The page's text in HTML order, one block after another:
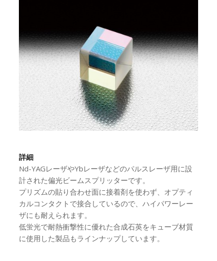
詳細
Nd-YAGレーザやYbレーザなどのパルスレーザ用に設
計された偏光ビームスプリッターです。
プリズムの貼り合わせ面に接着剤を使わず、オプティ
カルコンタクトで接合しているので、ハイパワーレー
ザにも耐えられます。
低蛍光で耐熱衝撃性に優れた合成石英をキューブ材質
に使用した製品もラインナップしています。